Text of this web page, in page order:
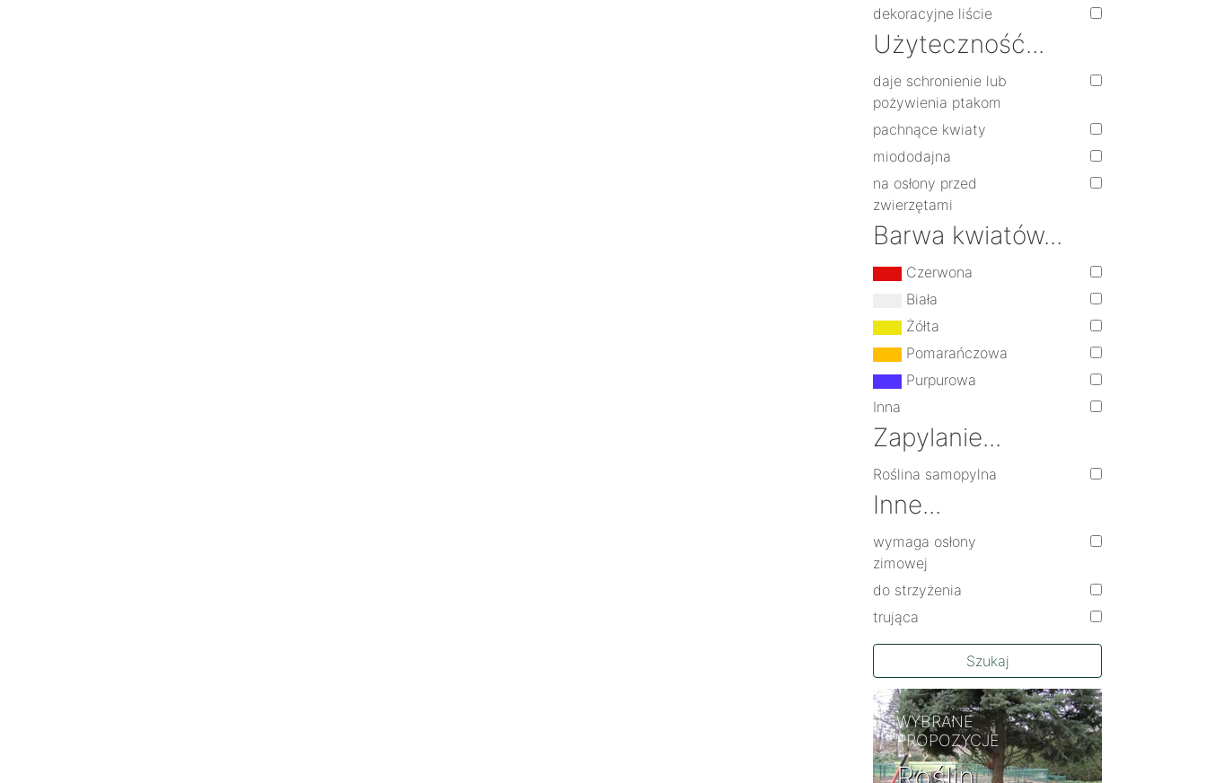
dekoracyjne liście
Użyteczność...
daje schronienie lub
pożywienia ptakom
pachnące kwiaty
miododajna
na osłony przed
zwierzętami
Barwa kwiatów...
Czerwona
Biała
Żółta
Pomarańczowa
Purpurowa
Inna
Zapylanie...
Roślina samopylna
Inne...
wymaga osłony
zimowej
do strzyżenia
trująca
Szukaj
WYBRANE
PROPOZYCJE